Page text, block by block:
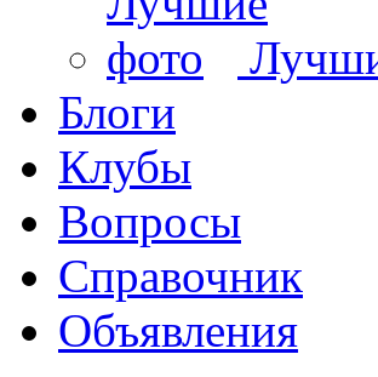
Блоги
Клубы
Вопросы
Справочник
Объявления